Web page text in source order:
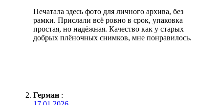
Печатала здесь фото для личного архива, без
рамки. Прислали всё ровно в срок, упаковка
простая, но надёжная. Качество как у старых
добрых плёночных снимков, мне понравилось.
Герман :